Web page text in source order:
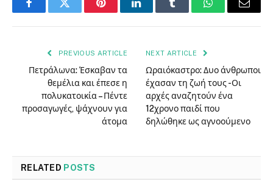
FacebookTwitter PinterestLinkedInTumblr WhatsAppEmail
PREVIOUS ARTICLE
Πετράλωνα: Έσκαβαν τα
θεμέλια και έπεσε η
πολυκατοικία – Πέντε
προσαγωγές, ψάχνουν για
άτομα
NEXT ARTICLE
Ωραιόκαστρο: Δυο άνθρωποι
έχασαν τη ζωή τους -Οι
αρχές αναζητούν ένα
12χρονο παιδί που
δηλώθηκε ως αγνοούμενο
RELATED POSTS